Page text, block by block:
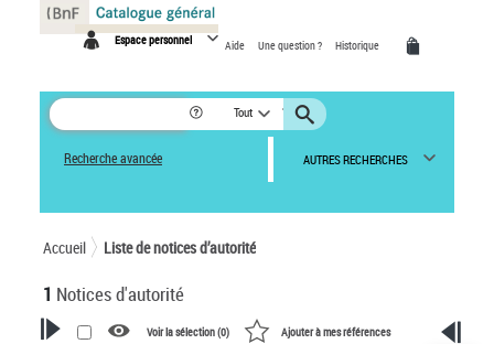
Espace personnel Aide Une question ? Historique
Tout
Recherche avancée AUTRES RECHERCHES
Accueil Liste de notices d’autorité
1 Notices d'autorité
Voir la sélection (0) Ajouter à mes références
Panneau de gestion des cookies